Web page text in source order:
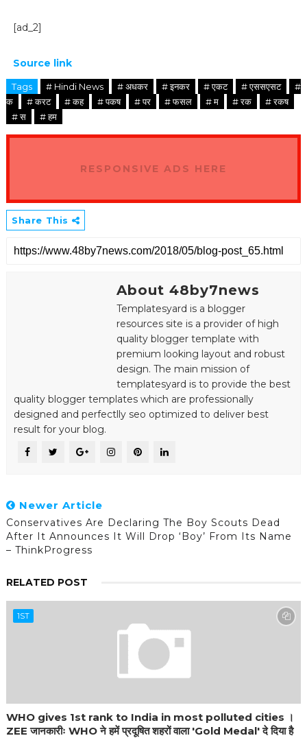
[ad_2]
Source link
Tags # Hindi News # अधकर # इनकर # एकट # एससएसट
#
क
# करट # कह # पकष # पर # फसल # म # रक
# रकष
# स
# हम
RESPONSIVE ADS HERE
Share This
About 48by7news
Templatesyard is a blogger
resources site is a provider of high
quality blogger template with
premium looking layout and robust
design. The main mission of
templatesyard is to provide the best
quality blogger templates which are professionally
designed and perfectlly seo optimized to deliver best
result for your blog.
Newer Article
Conservatives Are Declaring The Boy Scouts Dead
After It Announces It Will Drop ‘boy’ From Its Name
– ThinkProgress
RELATED POST
1ST
WHO gives 1st rank to India in most polluted cities ।
ZEE जानकारीः WHO ने हमें प्रदूषित शहरों वाला 'Gold Medal' दे दिया है